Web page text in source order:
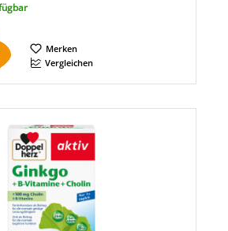
Merken
Vergleichen